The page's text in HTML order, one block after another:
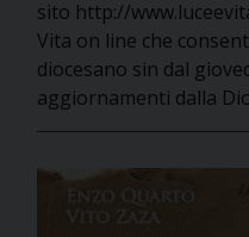
sito http://
Vita on line che
diocesano sin dal
aggiornamenti dalla